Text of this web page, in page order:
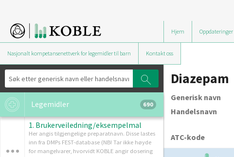
Hjem Oppdateringer
Nasjonalt kompetansenettverk for legemidler til barn Kontakt oss
Legemidler 690
1. Brukerveiledning/eksempelmal
Her angis tilgjengelige preparatnavn. Disse lastes
inn fra DMPs FEST-database (NB! Tar ikke høyde
for mangelvarer, hvorvidt KOBLE angir dosering
Diazepam
Generisk navn
Handelsnavn
ATC-kode